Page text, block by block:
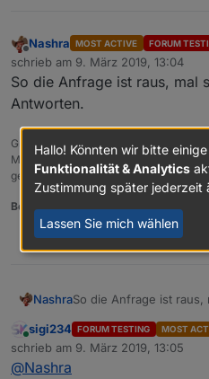
Offline
Nashra MOST ACTIVE FORUM
schrieb am 9. März 2019, 13:04
zuletzt editiert von
So die Anfrage ist raus, mal
Antworten.
Gruß Ralf
Mir egal, wer Dein Vater ist! Wenn ich
gelaufen!!
Benutzt das Voting rechts unten im
NashraSo die Anfrage ist raus,
Online
sigi234 FORUM TESTING MOST
schrieb am 9. März 2019, 13:05
zuletzt editiert von
@Nashra
Hallo! Könnten wir bitte
Funktionalität & Analytics
Zustimmung später jederzeit
Lassen Sie mich wählen